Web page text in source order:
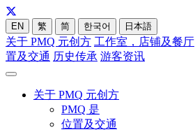
EN 繁 简 한국어 日本語
关于 PMQ 元创方 工作室，店铺及餐厅
置及交通 历史传承 游客资讯
关于 PMQ 元创方
PMQ 是
位置及交通